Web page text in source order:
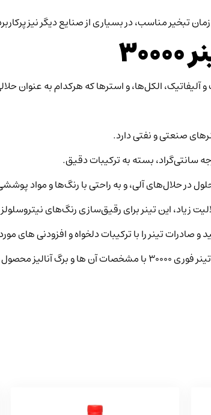
تبخیر مناسب، در بسیاری از صنایع دیگر نیز
الکل‌ها، و استرها که هرکدام به عنوان
در حلال‌های آلی، و به راحتی با رنگ‌ها و مواد
زیاد، این تینر برای رقیق‌سازی رنگ‌های
و صادرات تینر را با ترکیبات دلخواه و افزودنی های
قابل مشاهده است.